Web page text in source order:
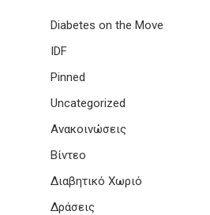
Diabetes on the Move
IDF
Pinned
Uncategorized
Ανακοινώσεις
Βίντεο
Διαβητικό Χωριό
Δράσεις